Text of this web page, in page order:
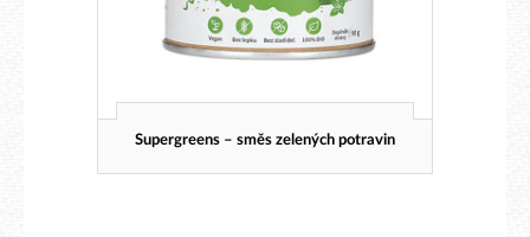
Supergreens – směs zelených potravin